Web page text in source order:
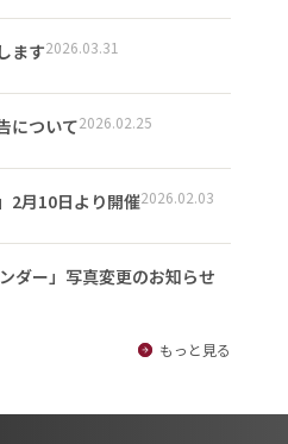
ます2026.03.31
について2026.02.25
2月10日より開催2026.02.03
ダー」写真変更のお知らせ
もっと見る